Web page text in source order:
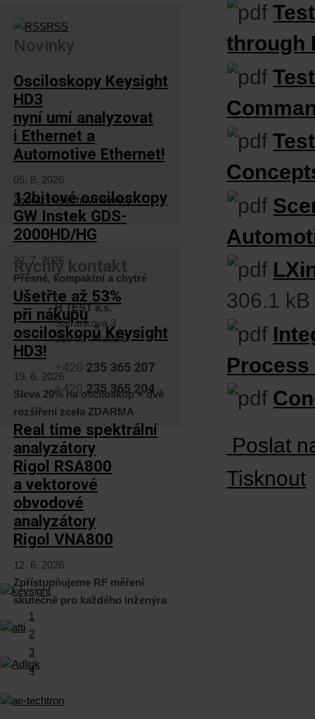
through
306.1 kB
Poslat
Tisknout
RSS
Novinky
Osciloskopy Keysight
HD3
nyní umí analyzovat
i Ethernet a
Automotive Ethernet!
05. 8. 2026
12bitové osciloskopy
GW Instek GDS-
2000HD/HG
22. 7. 2026
Přesné, kompaktní a chytré
Ušetřte až 53%
při nákupu
osciloskopů Keysight
HD3!
19. 6. 2026
Sleva 20% na osciloskop + dvě
rozšíření zcela ZDARMA
Real time spektrální
analyzátory
Rigol RSA800
a vektorové
obvodové
analyzátory
Rigol VNA800
12. 6. 2026
Zpřístupňujeme RF měření
skutečně pro každého inženýra
1
2
3
4
Zobrazit všechny novinky
Rychlý kontakt
H TEST a.s.
Šafránkova 3
155 00 Praha 5
+420 235 365 207
+420 235 365 204